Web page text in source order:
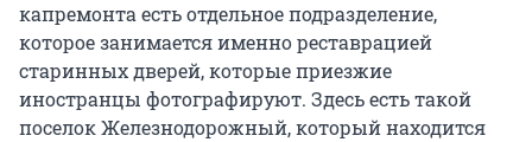
капремонта есть отдельное подразделение,
которое занимается именно реставрацией
старинных дверей, которые приезжие
иностранцы фотографируют. Здесь есть такой
поселок Железнодорожный, который находится